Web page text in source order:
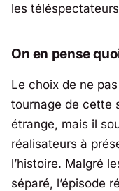
les
On en pense
Le choix de ne
tournage de cette
étrange, mais il
réalisateurs à
l’histoire. Malgré
séparé, l’épisode